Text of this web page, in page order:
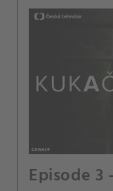
Episode 3